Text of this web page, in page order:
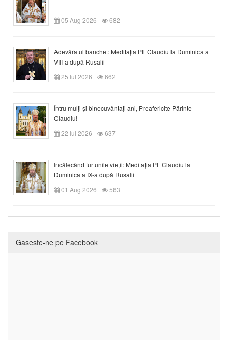
05 Aug 2026 682
Adevăratul banchet: Meditația PF Claudiu la Duminica a
VIII-a după Rusalii
25 Iul 2026
662
Întru mulți și binecuvântați ani, Preafericite Părinte
Claudiu!
22 Iul 2026
637
Încălecând furtunile vieții: Meditația PF Claudiu la
Duminica a IX-a după Rusalii
01 Aug 2026
563
Gaseste-ne pe Facebook